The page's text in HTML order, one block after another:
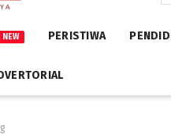
NEW PERISTIWA